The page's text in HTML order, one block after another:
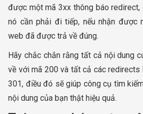
được một mã 3xx thông báo
nó cần phải đi tiếp, nếu nhận được
web đã được trả về đúng.
Hãy chắc chắn rằng tất cả nội dung
về với mã 200 và tất cả các redirects
301, điều đó sẽ giúp công cụ tìm
nội dung của bạn thật hiệu quả.